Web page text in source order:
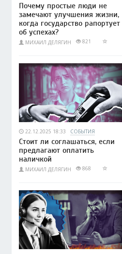
Почему простые люди не
замечают улучшения жизни,
когда государство рапортует
об успехах?
МИХАИЛ ДЕЛЯГИН 821
22.12.2025 18:33 СОБЫТИЯ
Стоит ли соглашаться, если
предлагают оплатить
наличкой
МИХАИЛ ДЕЛЯГИН 868